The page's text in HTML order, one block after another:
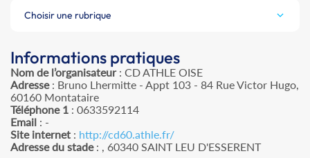
Choisir une rubrique
Informations pratiques
Nom de l’organisateur: CD ATHLE OISE
Adresse: Bruno Lhermitte - Appt 103 - 84 Rue Victor Hugo,
60160 Montataire
Téléphone 1 : 0633592114
Email : -
Site internet : http://cd60.athle.fr/
Adresse du stade: , 60340 SAINT LEU D'ESSERENT